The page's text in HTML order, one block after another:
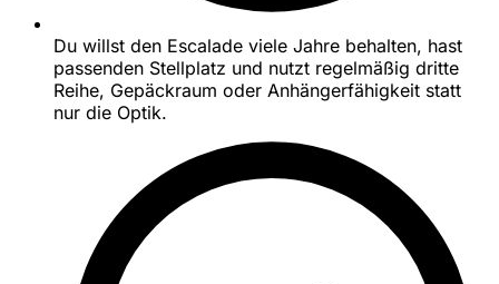
Du willst den Escalade viele Jahre behalten, hast
passenden Stellplatz und nutzt regelmäßig dritte
Reihe, Gepäckraum oder Anhängerfähigkeit statt
nur die Optik.